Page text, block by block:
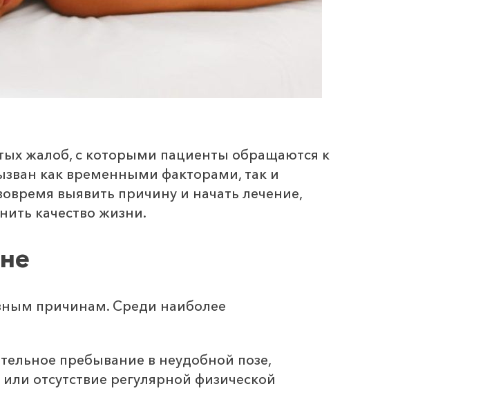
жалоб, с которыми пациенты обращаются к
как временными факторами, так и
выявить причину и начать лечение,
качество жизни.
причинам. Среди наиболее
пребывание в неудобной позе,
отсутствие регулярной физической